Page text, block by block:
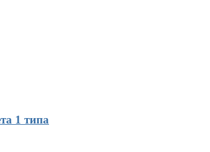
1 типа